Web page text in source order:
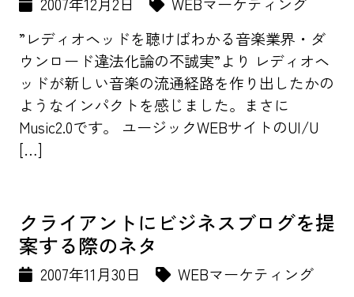
”レディオヘッドを聴けばわかる音楽業界・ダ
ウンロード違法化論の不誠実”より レディオヘ
ッドが新しい音楽の流通経路を作り出したかの
ようなインパクトを感じました。まさに
Music2.0です。 ユージックWEBサイトのUI/U
[…]
クライアントにビジネスブログを提
案する際のネタ
2007年11月30日
WEBマーケティング